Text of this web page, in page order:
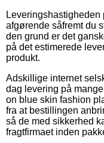
afgørende såfremt du
den grund er det
på det estimerede
produkt.
Adskillige internet
dag levering på
on blue skin fashion
fra at bestillingen
så de med sikkerhed
fragtfirmaet inden